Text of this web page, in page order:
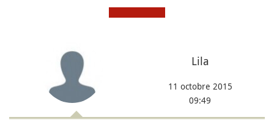
Lila
11 octobre 2015
09:49